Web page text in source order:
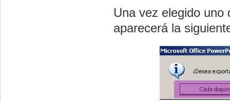
Una vez elegido uno
aparecerá la